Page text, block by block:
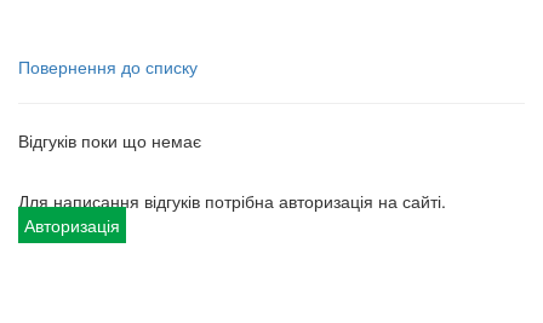
Повернення до списку
Відгуків поки що немає
Для написання відгуків потрібна авторизація на сайті.
Авторизація